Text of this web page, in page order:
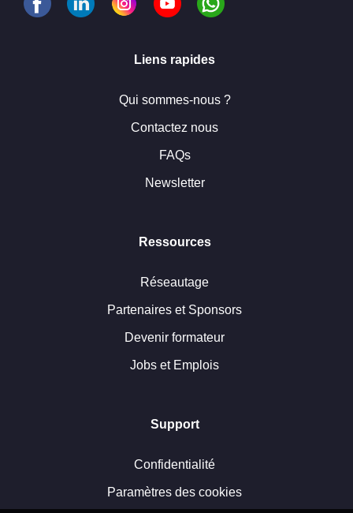
Liens rapides
Qui sommes-nous ?
Contactez nous
FAQs
Newsletter
Ressources
Réseautage
Partenaires et Sponsors
Devenir formateur
Jobs et Emplois
Support
Confidentialité
Paramètres des cookies